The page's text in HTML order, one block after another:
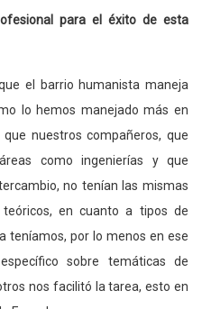
para el éxito de esta
el barrio humanista maneja
lo hemos manejado más en
nuestros compañeros, que
como ingenierías y que
no tenían las mismas
en cuanto a tipos de
teníamos, por lo menos en ese
sobre temáticas de
nos facilitó la tarea, esto en